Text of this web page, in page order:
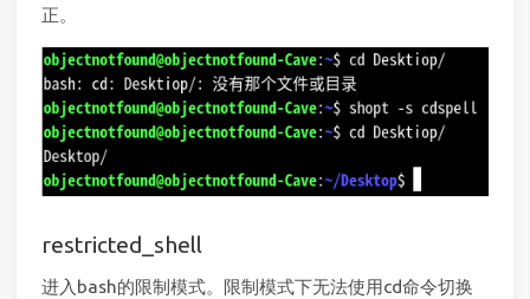
正。
restricted_shell
进入bash的限制模式。限制模式下无法使用cd命令切换